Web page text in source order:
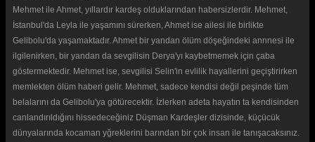
Mehmet ile Ahmet, yıllardır kardeş olduklarından habersizlerdir. Mehmet,
İstanbul'da Leyla ile yaşamını sürerken, Ahmet ise ailesi ile birlikte
Gelibolu'da yaşamaktadır. Ahmet bir yandan ölüm döşeğindeki annnesi ile
ilgilenirken, bir yandan da sevgilisin Derya'yı kaybetmemek için çaba
göstermektedir. Mehmet ise, sevgilisi Selin'in evlilik hayallerini geçiştirirken
memlekten ölüm haberi gelir. Mehmet, sadece kendisi değil peşinde tüm
belalarını da Gelibolu'ya götürecektir. İzlerken adeta hayatın ta kendisinden
canlandırıldığını hissedeceğiniz Düşman Kardeşler dizisinde, küçücük
dünyalarında kocaman yğreklerini barından bir çok insan ile tanışacaksınız.